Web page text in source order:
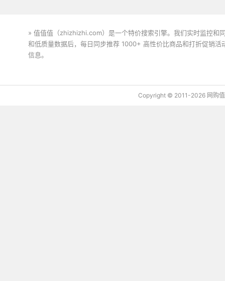
» 值值值（zhizhizhi.com）是一个特价搜索引擎。我们实时监控和
和低质量数据后，每日同步推荐 1000+ 高性价比商品和打折促销
信息。
Copyright © 2011-2026 网购